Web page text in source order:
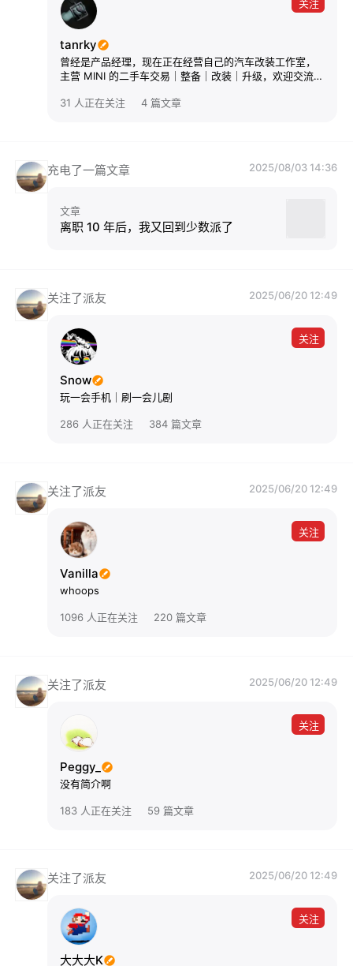
关注
tanrky
曾经是产品经理，现在正在经营自己的汽车改装工作室，
主营 MINI 的二手车交易｜整备｜改装｜升级，欢迎交流，
31 人正在关注
4 篇文章
充电了一篇文章 2025/08/03 14:36
文章
离职 10 年后，我又回到少数派了
关注了派友 2025/06/20 12:49
关注
Snow
玩一会手机｜刷一会儿剧
286 人正在关注 384 篇文章
关注了派友 2025/06/20 12:49
关注
Vanilla
whoops
1096 人正在关注 220 篇文章
关注了派友 2025/06/20 12:49
关注
Peggy_
没有简介啊
183 人正在关注 59 篇文章
关注了派友 2025/06/20 12:49
关注
大大大K